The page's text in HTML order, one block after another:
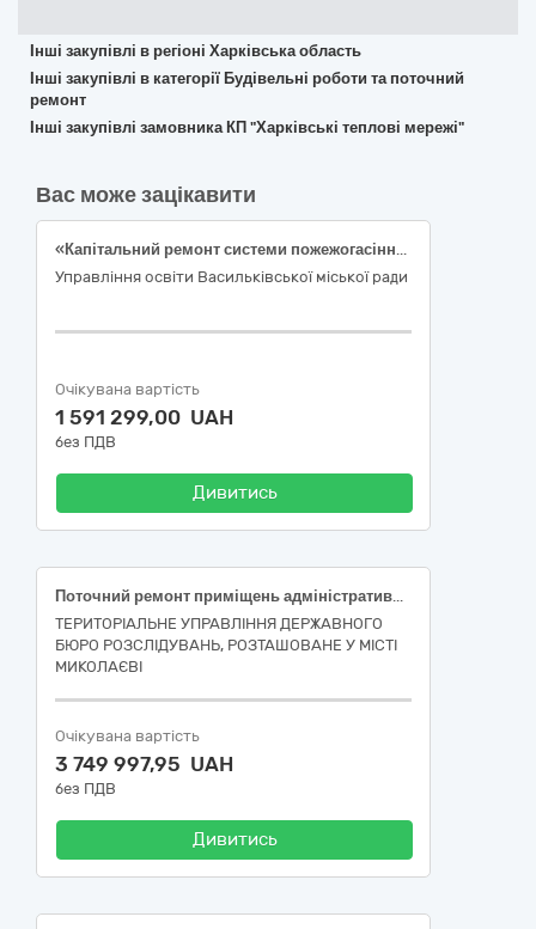
Інші закупівлі в регіоні Харківська область
Інші закупівлі в категорії Будівельні роботи та поточний
ремонт
Інші закупівлі замовника КП "Харківські теплові мережі"
Вас може зацікавити
«Капітальний ремонт системи пожежогасіння, системи пожежної сигналізації, системи керування евакуюванням (в частині системи оповіщення про пожежу і покажчиків напрямку евакуювання), систем передавання тривожних сповіщень будівлі Васильківської гімназії № 8 Васильківської міської ради Київської області за адресою: 08606, м. Васильків, Військове Містечко, 11» згідно коду ДК 021:2015: 45453000-7 Капітальний ремонт і реставрація.
Управління освіти Васильківської міської ради
Очікувана вартість
1 591 299,00 UAH
без ПДВ
Дивитись
Поточний ремонт приміщень адміністративної будівлі ТУ ДБР у м. Миколаєві за адресою: м. Кропивницький ******
ТЕРИТОРІАЛЬНЕ УПРАВЛІННЯ ДЕРЖАВНОГО
БЮРО РОЗСЛІДУВАНЬ, РОЗТАШОВАНЕ У МІСТІ
МИКОЛАЄВІ
Очікувана вартість
3 749 997,95 UAH
без ПДВ
Дивитись